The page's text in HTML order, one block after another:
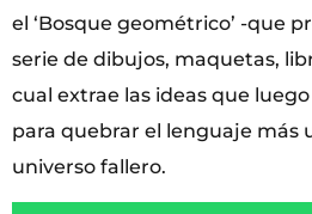
el ‘Bosque geométrico’ -que
serie de dibujos, maquetas,
cual extrae las ideas que
para quebrar el lenguaje más
universo fallero.